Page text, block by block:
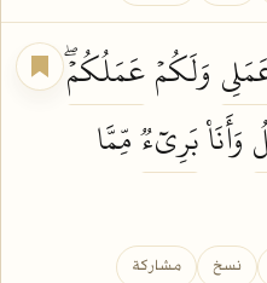
وَلَكُمۡعَمَلُكُمۡۖ
وَأَنَا۠بَرِيٓءٞمِّمَّا
نسخ مشاركة